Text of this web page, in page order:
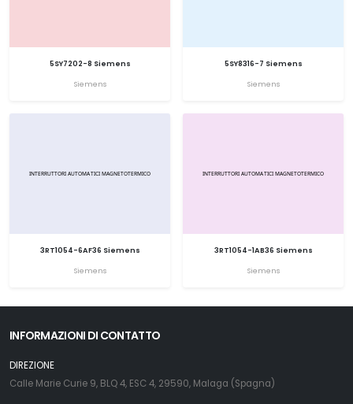
5SY7202-8 Siemens
Siemens
5SY8316-7 Siemens
Siemens
3RT1054-6AF36 Siemens
Siemens
3RT1054-1AB36 Siemens
Siemens
INFORMAZIONI DI CONTATTO
DIREZIONE
Calle Marie Curie 9, BLQ 4, ESC 4, 29590, Malaga (Spagna)